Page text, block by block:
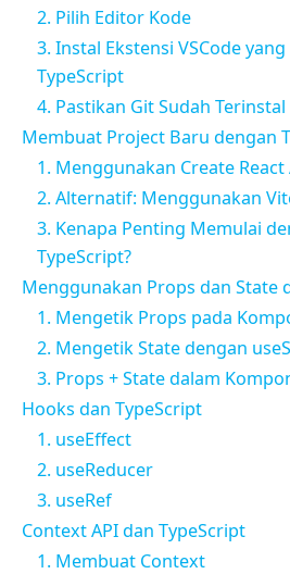
2. Pilih Editor Kode
3. Instal Ekstensi VSCode
TypeScript
4. Pastikan Git Sudah Terinstal
Membuat Project Baru dengan
1. Menggunakan Create React
2. Alternatif: Menggunakan
3. Kenapa Penting Memulai
TypeScript?
Menggunakan Props dan State
1. Mengetik Props pada
2. Mengetik State dengan
3. Props + State dalam
Hooks dan TypeScript
1. useEffect
2. useReducer
3. useRef
Context API dan TypeScript
1. Membuat Context